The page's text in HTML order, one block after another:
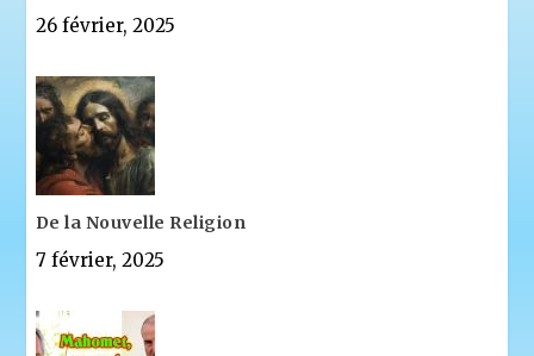
26 février, 2025
De la Nouvelle Religion
7 février, 2025